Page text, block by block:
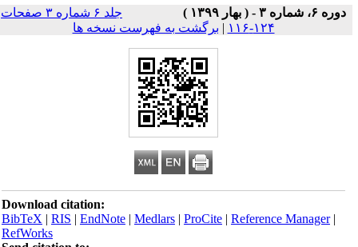
دوره ۶، شماره ۳ - ( بهار ۱۳۹۹ )
جلد ۶ شماره ۳ صفحات
۱۲۴-۱۱۶
| برگشت به فهرست نسخه ها
Download citation:
BibTeX|RIS|EndNote|Medlars|ProCite|Reference Manager
RefWorks